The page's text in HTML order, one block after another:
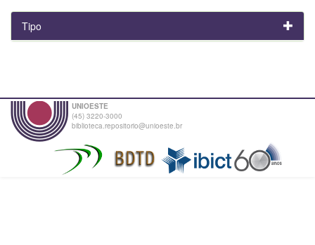
Tipo
UNIOESTE
(45) 3220-3000
biblioteca.repositorio@unioeste.br